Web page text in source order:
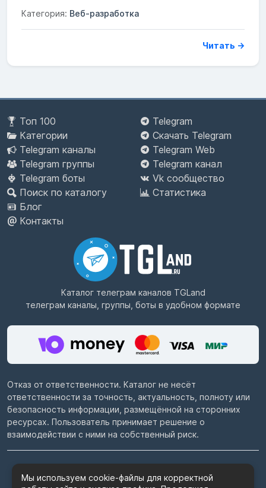
Категория: Веб-разработка
Читать →
Топ 100
Категории
Telegram каналы
Telegram группы
Telegram боты
Поиск по каталогу
Блог
Контакты
Telegram
Скачать Telegram
Telegram Web
Telegram канал
Vk сообщество
Статистика
Каталог телеграм каналов TGLand
телеграм каналы, группы, боты в удобном формате
Отказ от ответственности. Каталог не несёт
ответственности за точность, актуальность, полноту или
безопасность информации, размещённой на сторонних
ресурсах. Пользователь принимает решение о
взаимодействии с ними на собственный риск.
Мы используем cookie-файлы для корректной